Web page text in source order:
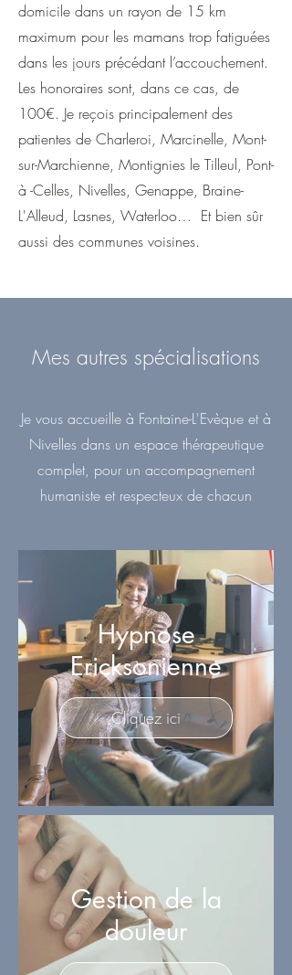
domicile dans un rayon de 15 km
maximum pour les mamans trop fatiguées
dans les jours précédant l’accouchement.
Les honoraires sont, dans ce cas, de
100€. Je reçois principalement des
patientes de Charleroi, Marcinelle, Mont-
sur-Marchienne, Montignies le Tilleul, Pont-
à -Celles, Nivelles, Genappe, Braine-
L'Alleud, Lasnes, Waterloo… Et bien sûr
aussi des communes voisines.
Mes autres spécialisations
Je vous accueille à Fontaine-L'Evèque et à
Nivelles dans un espace thérapeutique
complet, pour un accompagnement
humaniste et respecteux de chacun
Hypnose
Ericksonienne
Cliquez ici
Gestion de la
douleur